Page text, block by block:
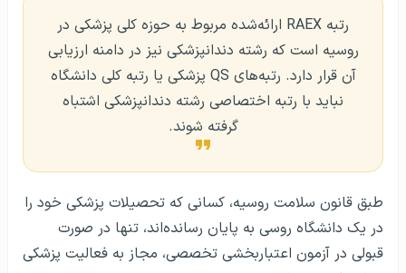
رتبه RAEX ارائه‌شده مربوط به حوزه کلی پزشکی در
روسیه است که رشته دندانپزشکی نیز در دامنه ارزیابی
آن قرار دارد. رتبه‌های QS پزشکی یا رتبه کلی دانشگاه
نباید با رتبه اختصاصی رشته دندانپزشکی اشتباه
گرفته شوند.
طبق قانون سلامت روسیه، کسانی که تحصیلات پزشکی خود را
در یک دانشگاه روسی به پایان رسانده‌اند، تنها در صورت
قبولی در آزمون اعتباربخشی تخصصی، مجاز به فعالیت پزشکی